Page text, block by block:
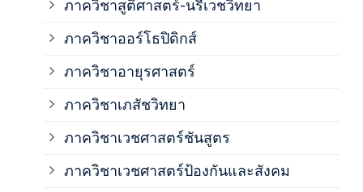
ภาควิชาสูติศาสตร์-นรีเวชวิทยา
ภาควิชาออร์โธปิดิกส์
ภาควิชาอายุรศาสตร์
ภาควิชาเภสัชวิทยา
ภาควิชาเวชศาสตร์ชันสูตร
ภาควิชาเวชศาสตร์ป้องกันและสังคม